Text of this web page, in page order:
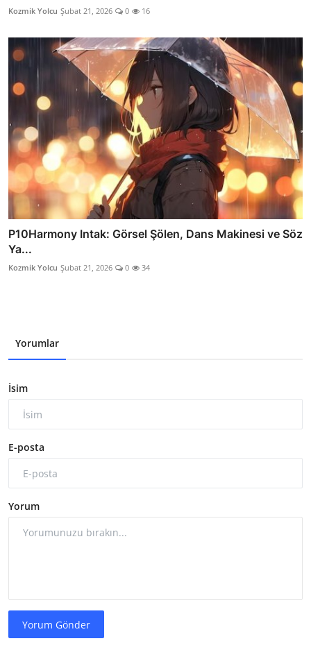
Kozmik Yolcu Şubat 21, 2026 0 16
P10Harmony Intak: Görsel Şölen, Dans Makinesi ve Söz
Ya...
Kozmik Yolcu Şubat 21, 2026 0 34
Yorumlar
İsim
E-posta
Yorum
Yorum Gönder